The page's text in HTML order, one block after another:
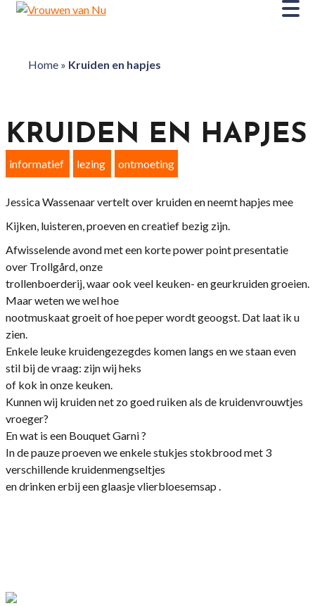
Home» Kruiden en hapjes
KRUIDEN EN HAPJES
informatief lezing ontmoeting
Jessica Wassenaar vertelt over kruiden en neemt hapjes mee
Kijken, luisteren, proeven en creatief bezig zijn.
Afwisselende avond met een korte power point presentatie
over Trollgård, onze
trollenboerderij, waar ook veel keuken- en geurkruiden groeien.
Maar weten we wel hoe
nootmuskaat groeit of hoe peper wordt geoogst. Dat laat ik u
zien.
Enkele leuke kruidengezegdes komen langs en we staan even
stil bij de vraag: zijn wij heks
of kok in onze keuken.
Kunnen wij kruiden net zo goed ruiken als de kruidenvrouwtjes
vroeger?
En wat is een Bouquet Garni ?
In de pauze proeven we enkele stukjes stokbrood met 3
verschillende kruidenmengseltjes
en drinken erbij een glaasje vlierbloesemsap .